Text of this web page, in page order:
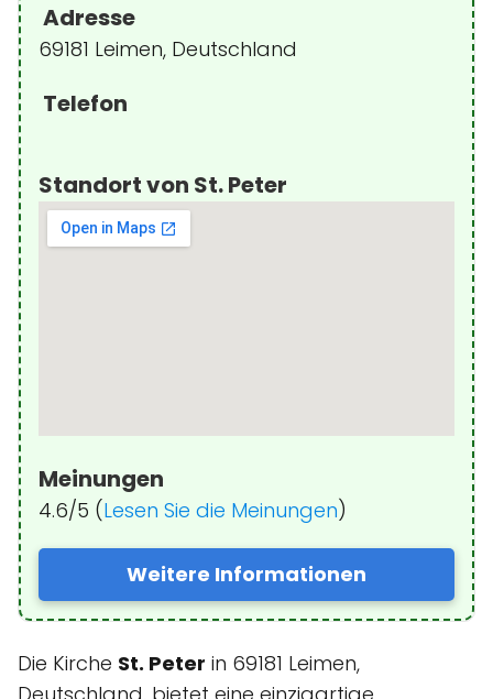
Adresse
69181 Leimen, Deutschland
Telefon
Standort von St. Peter
Meinungen
4.6/5 (Lesen Sie die Meinungen)
Weitere Informationen
Die Kirche St. Peter in 69181 Leimen,
Deutschland, bietet eine einzigartige